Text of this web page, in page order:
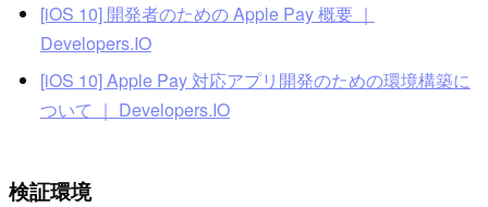
[iOS 10] 開発者のための Apple Pay 概要 ｜
Developers.IO
[iOS 10] Apple Pay 対応アプリ開発のための環境構築に
ついて ｜ Developers.IO
検証環境